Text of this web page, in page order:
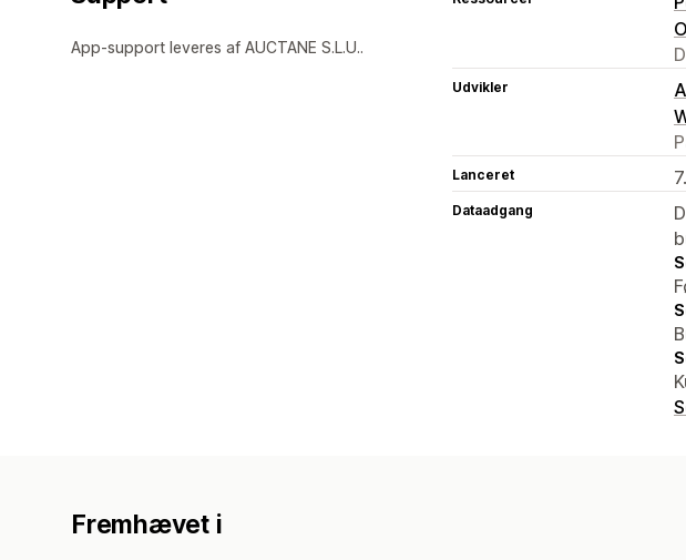
App-support leveres af AUCTANE S.L.U..
Udvikler
Lanceret
Dataadgang
Fremhævet i